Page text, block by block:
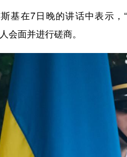
在7日晚的讲话中表示，
会面并进行磋商。